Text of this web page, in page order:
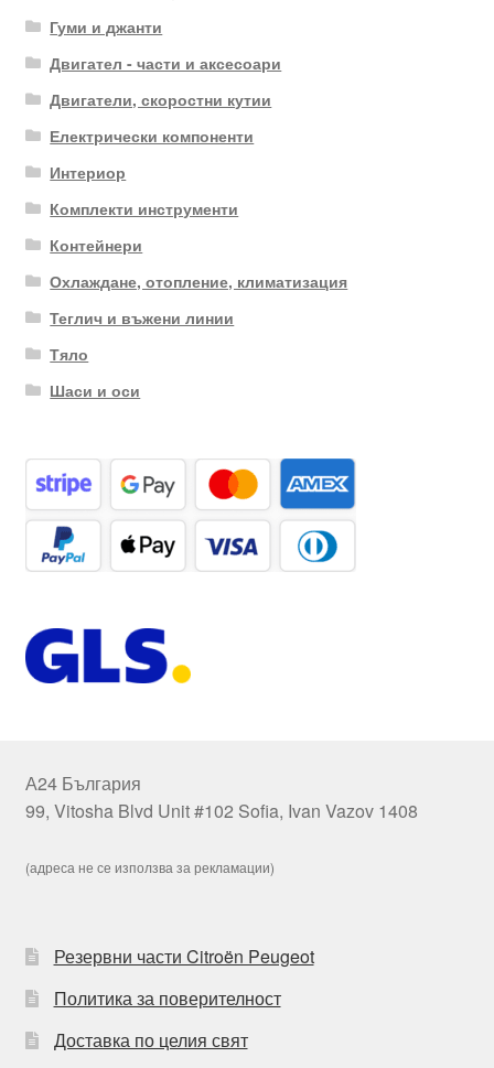
Гуми и джанти
Двигател - части и аксесоари
Двигатели, скоростни кутии
Електрически компоненти
Интериор
Комплекти инструменти
Контейнери
Охлаждане, отопление, климатизация
Теглич и въжени линии
Тяло
Шаси и оси
А24 България
99, Vitosha Blvd Unit #102 Sofia, Ivan Vazov 1408
(адреса не се използва за рекламации)
Резервни части Citroën Peugeot
Политика за поверителност
Доставка по целия свят